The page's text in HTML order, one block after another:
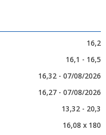
16,2
16,1 - 16,5
16,32 - 07/08/2026
16,27 - 07/08/2026
13,32 - 20,3
16,08 x 180